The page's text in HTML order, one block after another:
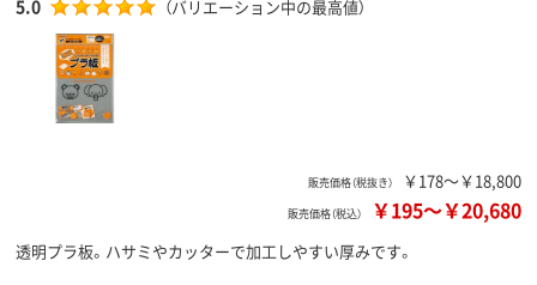
5.0 （バリエーション中の最高値）
販売価格（税抜き） ￥178～￥18,800
販売価格（税込） ￥195～￥20,680
透明プラ板。ハサミやカッターで加工しやすい厚みです。